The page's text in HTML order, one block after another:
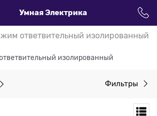
Умная Электрика
ответвительный изолированный
изолированный
Фильтры